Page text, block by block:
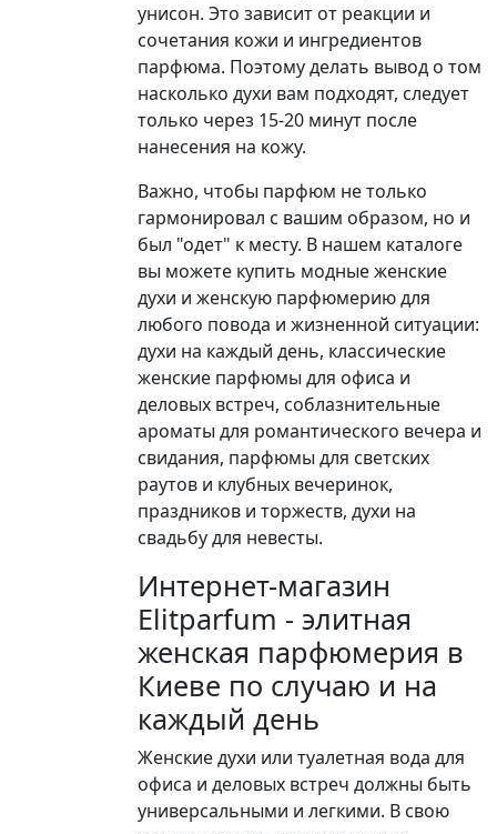
унисон. Это зависит от реакции и
сочетания кожи и ингредиентов
парфюма. Поэтому делать вывод о том
насколько духи вам подходят, следует
только через 15-20 минут после
нанесения на кожу.
Важно, чтобы парфюм не только
гармонировал с вашим образом, но и
был "одет" к месту. В нашем каталоге
вы можете купить модные женские
духи и женскую парфюмерию для
любого повода и жизненной ситуации:
духи на каждый день, классические
женские парфюмы для офиса и
деловых встреч, соблазнительные
ароматы для романтического вечера и
свидания, парфюмы для светских
раутов и клубных вечеринок,
праздников и торжеств, духи на
свадьбу для невесты.
Интернет-магазин
Elitparfum - элитная
женская парфюмерия в
Киеве по случаю и на
каждый день
Женские духи или туалетная вода для
офиса и деловых встреч должны быть
универсальными и легкими. В свою